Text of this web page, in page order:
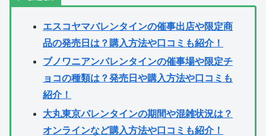
エスコヤマバレンタインの催事出店や限定商
品の発売日は？購入方法や口コミも紹介！
ブノワニアンバレンタインの催事場や限定チ
ョコの種類は？発売日や購入方法や口コミも
紹介！
大丸東京バレンタインの期間や混雑状況は？
オンラインなど購入方法や口コミも紹介！